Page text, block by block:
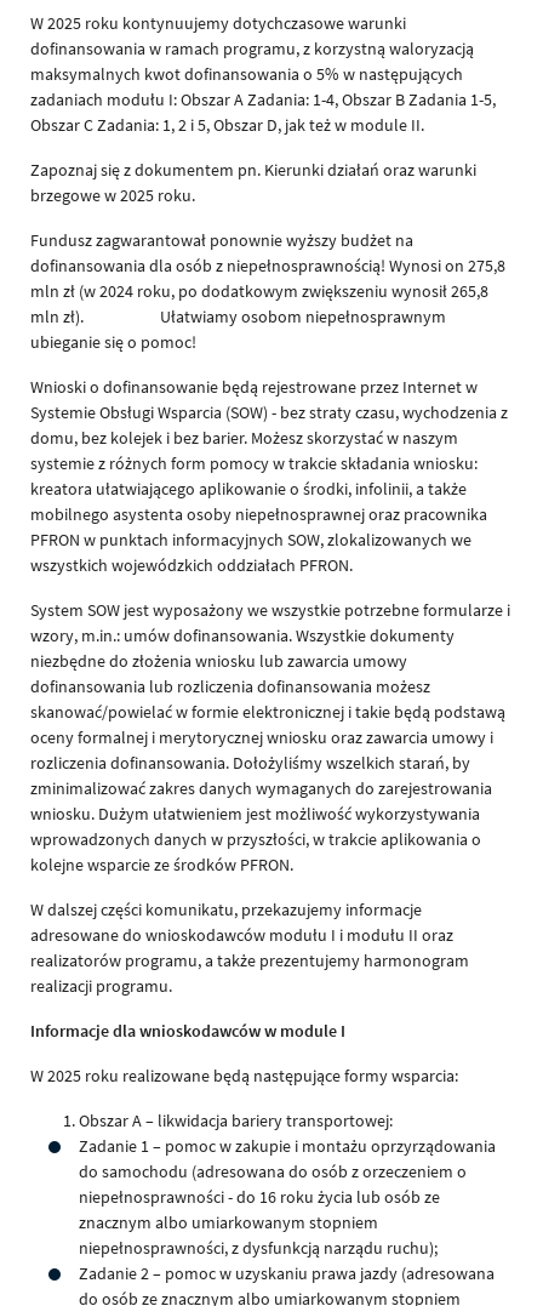
W 2025 roku kontynuujemy dotychczasowe warunki
dofinansowania w ramach programu, z korzystną waloryzacją
maksymalnych kwot dofinansowania o 5% w następujących
zadaniach modułu I: Obszar A Zadania: 1-4, Obszar B Zadania 1-5,
Obszar C Zadania: 1, 2 i 5, Obszar D, jak też w module II.
Zapoznaj się z dokumentem pn. Kierunki działań oraz warunki
brzegowe w 2025 roku.
Fundusz zagwarantował ponownie wyższy budżet na
dofinansowania dla osób z niepełnosprawnością! Wynosi on 275,8
mln zł (w 2024 roku, po dodatkowym zwiększeniu wynosił 265,8
mln zł). Ułatwiamy osobom niepełnosprawnym
ubieganie się o pomoc!
Wnioski o dofinansowanie będą rejestrowane przez Internet w
Systemie Obsługi Wsparcia (SOW) - bez straty czasu, wychodzenia z
domu, bez kolejek i bez barier. Możesz skorzystać w naszym
systemie z różnych form pomocy w trakcie składania wniosku:
kreatora ułatwiającego aplikowanie o środki, infolinii, a także
mobilnego asystenta osoby niepełnosprawnej oraz pracownika
PFRON w punktach informacyjnych SOW, zlokalizowanych we
wszystkich wojewódzkich oddziałach PFRON.
System SOW jest wyposażony we wszystkie potrzebne formularze i
wzory, m.in.: umów dofinansowania. Wszystkie dokumenty
niezbędne do złożenia wniosku lub zawarcia umowy
dofinansowania lub rozliczenia dofinansowania możesz
skanować/powielać w formie elektronicznej i takie będą podstawą
oceny formalnej i merytorycznej wniosku oraz zawarcia umowy i
rozliczenia dofinansowania. Dołożyliśmy wszelkich starań, by
zminimalizować zakres danych wymaganych do zarejestrowania
wniosku. Dużym ułatwieniem jest możliwość wykorzystywania
wprowadzonych danych w przyszłości, w trakcie aplikowania o
kolejne wsparcie ze środków PFRON.
W dalszej części komunikatu, przekazujemy informacje
adresowane do wnioskodawców modułu I i modułu II oraz
realizatorów programu, a także prezentujemy harmonogram
realizacji programu.
Informacje dla wnioskodawców w module I
W 2025 roku realizowane będą następujące formy wsparcia:
Obszar A – likwidacja bariery transportowej:
Zadanie 1 – pomoc w zakupie i montażu oprzyrządowania
do samochodu (adresowana do osób z orzeczeniem o
niepełnosprawności - do 16 roku życia lub osób ze
znacznym albo umiarkowanym stopniem
niepełnosprawności, z dysfunkcją narządu ruchu);
Zadanie 2 – pomoc w uzyskaniu prawa jazdy (adresowana
do osób ze znacznym albo umiarkowanym stopniem